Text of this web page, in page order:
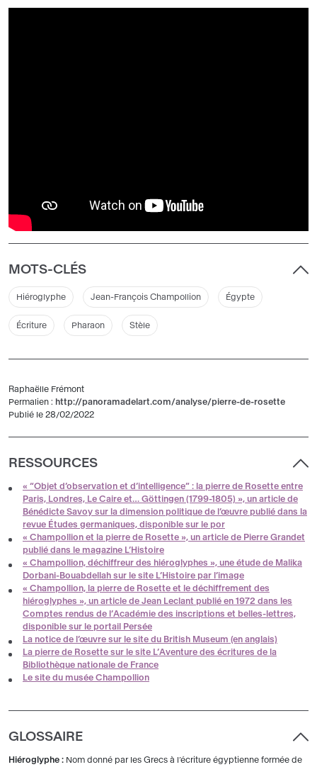
MOTS-CLÉS
Hiéroglyphe Jean-François Champollion Égypte
Écriture Pharaon Stèle
Raphaëlle Frémont
Permalien : http://panoramadelart.com/analyse/pierre-de-rosette
Publié le 28/02/2022
RESSOURCES
« “Objet d’observation et d’intelligence” : la pierre de Rosette entre
Paris, Londres, Le Caire et… Göttingen (1799-1805) », un article de
Bénédicte Savoy sur la dimension politique de l’œuvre publié dans la
revue Études germaniques, disponible sur le por
« Champollion et la pierre de Rosette », un article de Pierre Grandet
publié dans le magazine L’Histoire
« Champollion, déchiffreur des hiéroglyphes », une étude de Malika
Dorbani-Bouabdellah sur le site L’Histoire par l’image
« Champollion, la pierre de Rosette et le déchiffrement des
hiéroglyphes », un article de Jean Leclant publié en 1972 dans les
Comptes rendus de l’Académie des inscriptions et belles-lettres,
disponible sur le portail Persée
La notice de l’œuvre sur le site du British Museum (en anglais)
La pierre de Rosette sur le site L’Aventure des écritures de la
Bibliothèque nationale de France
Le site du musée Champollion
GLOSSAIRE
Hiéroglyphe : Nom donné par les Grecs à l’écriture égyptienne formée de